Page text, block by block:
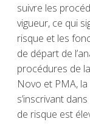
suivre les
vigueur, ce qui
risque et les
de départ de
procédures de
Novo et PMA,
s’inscrivant
de risque est